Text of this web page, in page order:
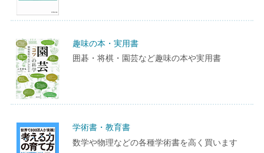
趣味の本・実用書
囲碁・将棋・園芸など趣味の本や実用書
学術書・教育書
数学や物理などの各種学術書を高く買います